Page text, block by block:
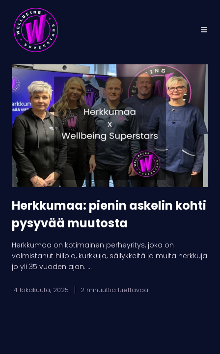
Herkkumaa:
pienin
askelin
kohti
pysyvää
muutosta
Herkkumaa: pienin askelin kohti
pysyvää muutosta
Herkkumaa on kotimainen perheyritys, joka on
valmistanut hilloja, kurkkuja, säilykkeitä ja muita herkkuja
jo yli 35 vuoden ajan. ...
14 lokakuuta, 2025 2 minuuttia luettavaa